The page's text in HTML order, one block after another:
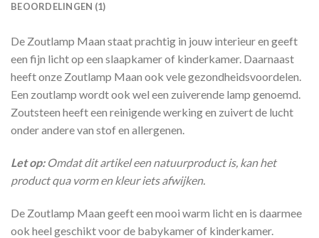
BEOORDELINGEN (1)
De Zoutlamp Maan staat prachtig in jouw interieur en geeft
een fijn licht op een slaapkamer of kinderkamer. Daarnaast
heeft onze Zoutlamp Maan ook vele gezondheidsvoordelen.
Een zoutlamp wordt ook wel een zuiverende lamp genoemd.
Zoutsteen heeft een reinigende werking en zuivert de lucht
onder andere van stof en allergenen.
Let op: Omdat dit artikel een natuurproduct is, kan het
product qua vorm en kleur iets afwijken.
De Zoutlamp Maan geeft een mooi warm licht en is daarmee
ook heel geschikt voor de babykamer of kinderkamer.